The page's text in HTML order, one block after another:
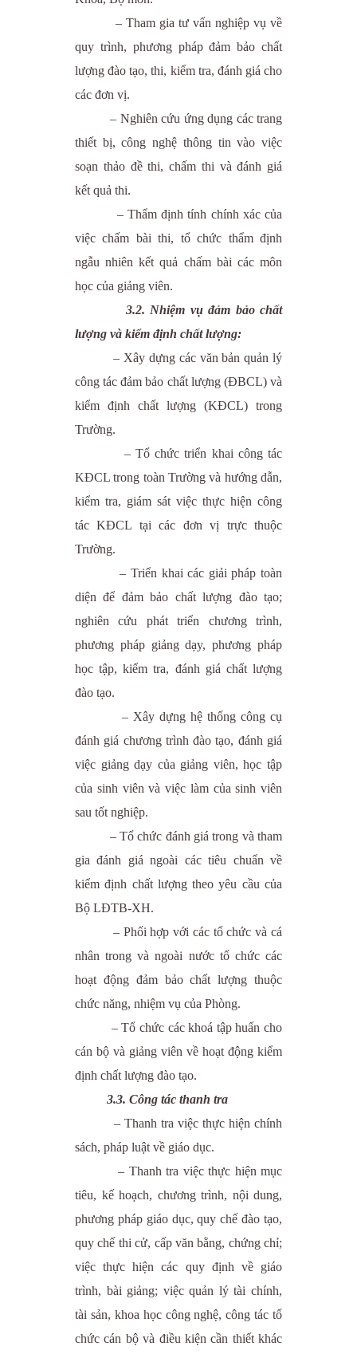
– Tham gia tư vấn nghiệp vụ về
quy trình, phương pháp đảm bảo chất
lượng đào tạo, thi, kiểm tra, đánh giá cho
các đơn vị.
– Nghiên cứu ứng dụng các trang
thiết bị, công nghệ thông tin vào việc
soạn thảo đề thi, chấm thi và đánh giá
kết quả thi.
– Thẩm định tính chính xác của
việc chấm bài thi, tổ chức thẩm định
ngẫu nhiên kết quả chấm bài các môn
học của giảng viên.
3.2. Nhiệm vụ đảm bảo chất
lượng và kiểm định chất lượng:
– Xây dựng các văn bản quản lý
công tác đảm bảo chất lượng (ĐBCL) và
kiểm định chất lượng (KĐCL) trong
Trường.
– Tổ chức triển khai công tác
KĐCL trong toàn Trường và hướng dẫn,
kiểm tra, giám sát việc thực hiện công
tác KĐCL tại các đơn vị trực thuộc
Trường.
– Triển khai các giải pháp toàn
diện để đảm bảo chất lượng đào tạo;
nghiên cứu phát triển chương trình,
phương pháp giảng dạy, phương pháp
học tập, kiểm tra, đánh giá chất lượng
đào tạo.
– Xây dựng hệ thống công cụ
đánh giá chương trình đào tạo, đánh giá
việc giảng dạy của giảng viên, học tập
của sinh viên và việc làm của sinh viên
sau tốt nghiệp.
– Tổ chức đánh giá trong và tham
gia đánh giá ngoài các tiêu chuẩn về
kiểm định chất lượng theo yêu cầu của
Bộ LĐTB-XH.
– Phối hợp với các tổ chức và cá
nhân trong và ngoài nước tổ chức các
hoạt động đảm bảo chất lượng thuộc
chức năng, nhiệm vụ của Phòng.
– Tổ chức các khoá tập huấn cho
cán bộ và giảng viên về hoạt động kiểm
định chất lượng đào tạo.
3.3. Công tác thanh tra
– Thanh tra việc thực hiện chính
sách, pháp luật về giáo dục.
– Thanh tra việc thực hiện mục
tiêu, kế hoạch, chương trình, nội dung,
phương pháp giáo dục, quy chế đào tạo,
quy chế thi cử, cấp văn bằng, chứng chỉ;
việc thực hiện các quy định về giáo
trình, bài giảng; việc quản lý tài chính,
tài sản, khoa học công nghệ, công tác tổ
chức cán bộ và điều kiện cần thiết khác